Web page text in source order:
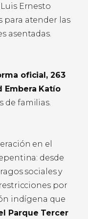
Ernesto
para atender las
asentadas.
oficial, 263
Embera Katío
de familias.
en el
desde
sociales y
por
indígena que
Parque Tercer